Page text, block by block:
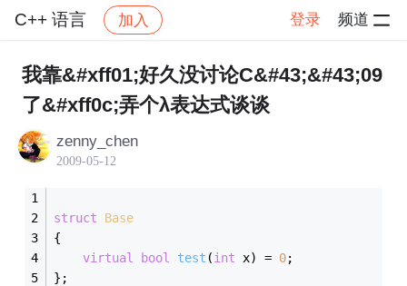
C++ 语言 加入 登录 频道
社区 C++ 语言 帖子详情
我靠&#xff01;好久没讨论C&#43;&#43;09
了&#xff0c;弄个λ表达式谈谈
zenny_chen
2009-05-12
struct
Base
{
virtual
bool test (int x) = 0;
};